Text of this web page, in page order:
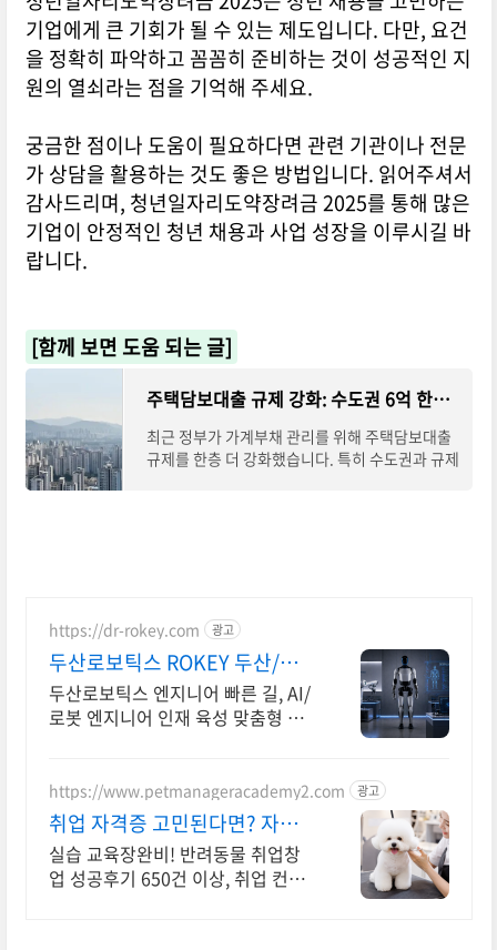
기업에게 큰 기회가 될 수 있는 제도입니다. 다만, 요건
을 정확히 파악하고 꼼꼼히 준비하는 것이 성공적인 지
원의 열쇠라는 점을 기억해 주세요.
궁금한 점이나 도움이 필요하다면 관련 기관이나 전문
가 상담을 활용하는 것도 좋은 방법입니다. 읽어주셔서
감사드리며, 청년일자리도약장려금 2025를 통해 많은
기업이 안정적인 청년 채용과 사업 성장을 이루시길 바
랍니다.
[함께 보면 도움 되는 글]
주택담보대출 규제 강화: 수도권 6억 한도, 갭투자 차단 효과
최근 정부가 가계부채 관리를 위해 주택담보대출
규제를 한층 더 강화했습니다. 특히 수도권과 규제
https://dr-rokey.com 광고
두산로보틱스 ROKEY 두산/미
국 기업 인턴쉽
두산로보틱스 엔지니어 빠른 길, AI/
로봇 엔지니어 인재 육성 맞춤형 교
https://www.petmanageracademy2.com 광고
취업 자격증 고민된다면? 자격
증 취득을 위한 맞춤교육
실습 교육장완비! 반려동물 취업창
업 성공후기 650건 이상, 취업 컨설